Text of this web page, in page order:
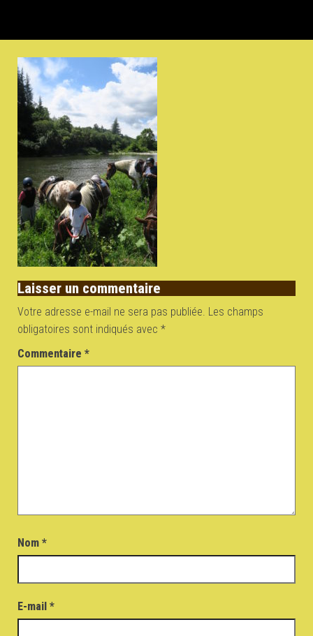
Laisser un commentaire
Votre adresse e-mail ne sera pas publiée. Les champs
obligatoires sont indiqués avec *
Commentaire *
Nom *
E-mail *